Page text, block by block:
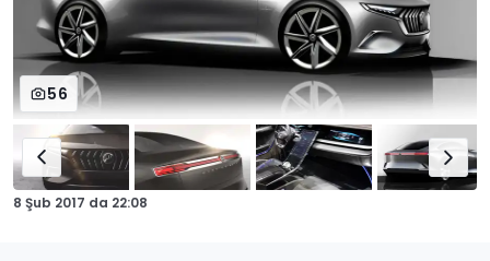
56
8 Şub 2017 da 22:08